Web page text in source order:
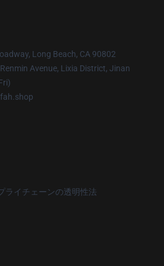
Long Beach, CA 90802
Avenue, Lixia District, Jinan
ライチェーンの透明性法